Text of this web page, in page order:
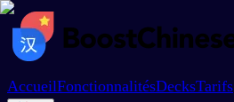
AccueilFonctionnalitésDecksTarifs